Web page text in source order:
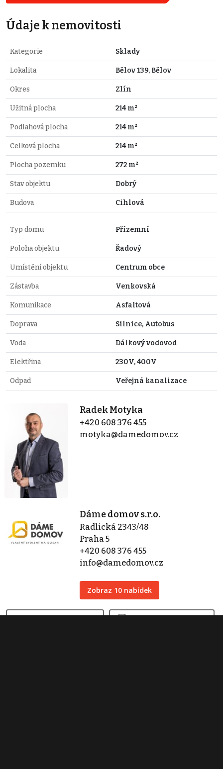
Údaje k nemovitosti
Kategorie Sklady
Lokalita Bělov 139, Bělov
Okres Zlín
Užitná plocha 214 m²
Podlahová plocha 214 m²
Celková plocha 214 m²
Plocha pozemku 272 m²
Stav objektu Dobrý
Budova Cihlová
Typ domu Přízemní
Poloha objektu Řadový
Umístění objektu Centrum obce
Zástavba Venkovská
Komunikace Asfaltová
Doprava Silnice, Autobus
Voda Dálkový vodovod
Elektřina 230V, 400V
Odpad Veřejná kanalizace
Radek Motyka
+420 608 376 455
motyka@damedomov.cz
Dáme domov s.r.o.
Radlická 2343/48
Praha 5
+420 608 376 455
info@damedomov.cz
Zobraz 10 nabídek